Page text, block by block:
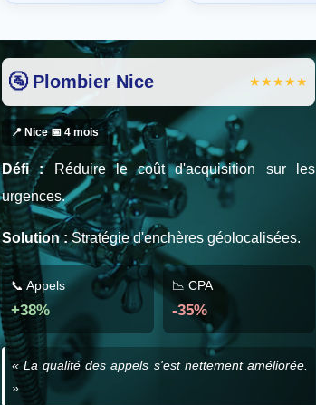
🚰 Plombier Nice ★★★★★
📍 Nice 📅 4 mois
Défi :Réduire le coût d'acquisition sur les
urgences.
Solution : Stratégie d'enchères géolocalisées.
📞 Appels
+38%
📉 CPA
-35%
« La qualité des appels s'est nettement améliorée.
»